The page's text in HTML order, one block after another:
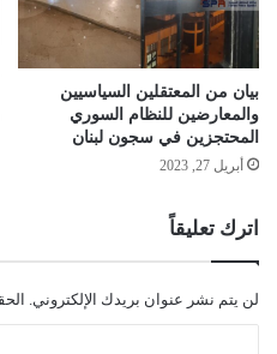
بيان من المعتقلين السياسيين
والمعارضين للنظام السوري
المحتجزين في سجون لبنان
أبريل 27, 2023
اترك تعليقاً
لن يتم نشر عنوان بريدك الإلكتروني.